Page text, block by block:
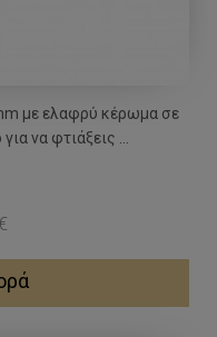
με ελαφρύ κέρωμα σε
να φτιάξεις ...